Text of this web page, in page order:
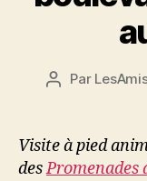
Auteur
Par
Visite à pied
desPromenades